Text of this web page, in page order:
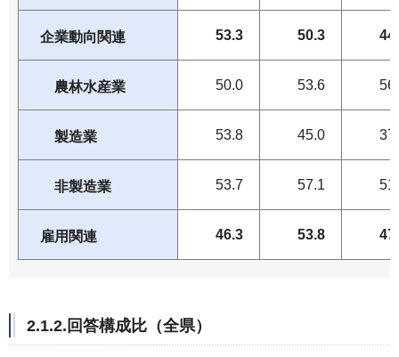
企業動向関連 53.3 50.3
農林水産業 50.0 53.6
製造業 53.8 45.0
非製造業 53.7 57.1
雇用関連 46.3 53.8
2.1.2.回答構成比（全県）